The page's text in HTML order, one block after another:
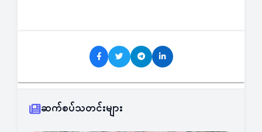
ဆက်စပ်သတင်းများ